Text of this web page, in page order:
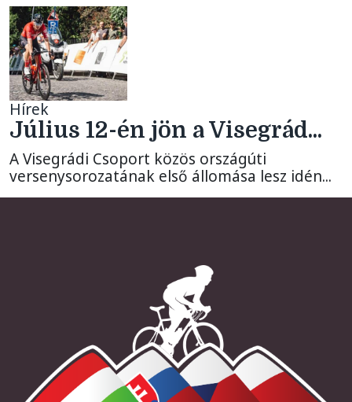
Hírek
Július 12-én jön a Visegrád...
A Visegrádi Csoport közös országúti
versenysorozatának első állomása lesz idén...